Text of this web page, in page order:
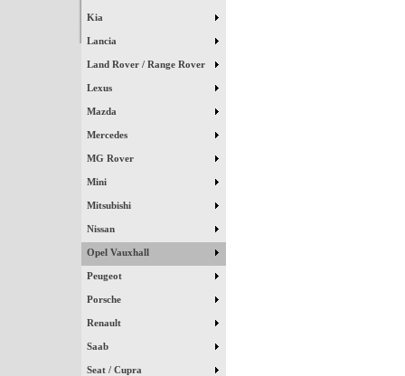
Kia
Lancia
Land Rover / Range Rover
Lexus
Mazda
Mercedes
MG Rover
Mini
Mitsubishi
Nissan
Opel Vauxhall
Peugeot
Porsche
Renault
Saab
Seat / Cupra